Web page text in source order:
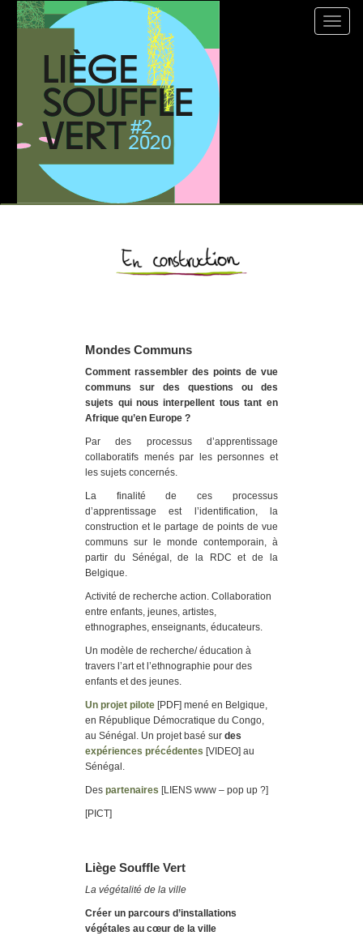
Mondes Communs
Comment rassembler des points de vue
communs sur des questions ou des
sujets qui nous interpellent tous tant en
Afrique qu’en Europe ?
Par des processus d’apprentissage
collaboratifs menés par les personnes et
les sujets concernés.
La finalité de ces processus
d’apprentissage est l’identification, la
construction et le partage de points de vue
communs sur le monde contemporain, à
partir du Sénégal, de la RDC et de la
Belgique.
Activité de recherche action. Collaboration
entre enfants, jeunes, artistes,
ethnographes, enseignants, éducateurs.
Un modèle de recherche/ éducation à
travers l’art et l’ethnographie pour des
enfants et des jeunes.
Un projet pilote [PDF] mené en Belgique,
en République Démocratique du Congo,
au Sénégal. Un projet basé surdes
expériences précédentes [VIDEO] au
Sénégal.
Despartenaires [LIENS www – pop up ?]
[PICT]
Liège Souffle Vert
La végétalité de la ville
Créer un parcours d’installations
végétales au cœur de la ville